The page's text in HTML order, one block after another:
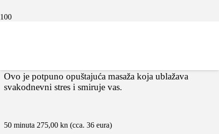
Ovo je potpuno opuštajuća masaža koja ublažava
svakodnevni stres i smiruje vas.
50 minuta 275,00 kn (cca. 36 eura)